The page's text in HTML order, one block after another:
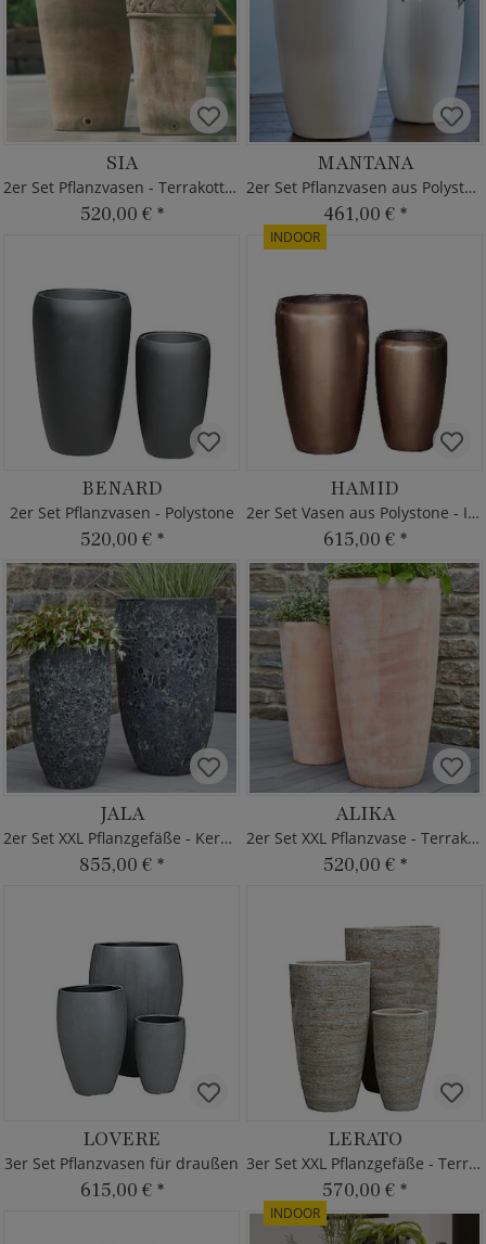
SIA
2er Set Pflanzvasen - Terrakotta - Rund
520,00 € *
MANTANA
2er Set Pflanzvasen aus Polystone
461,00 € *
BENARD
2er Set Pflanzvasen - Polystone
520,00 € *
INDOOR
HAMID
2er Set Vasen aus Polystone - Indoor
615,00 € *
JALA
2er Set XXL Pflanzgefäße - Keramik
855,00 € *
ALIKA
2er Set XXL Pflanzvase - Terrakotta
520,00 € *
LOVERE
3er Set Pflanzvasen für draußen
615,00 € *
LERATO
3er Set XXL Pflanzgefäße - Terrakotta
570,00 € *
INDOOR